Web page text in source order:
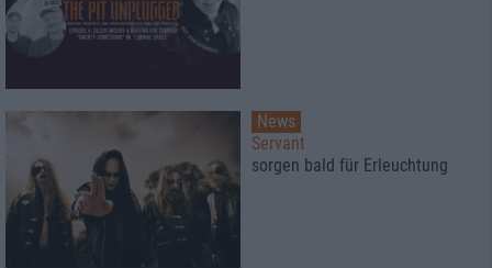
News
Servant
sorgen bald für Erleuchtung